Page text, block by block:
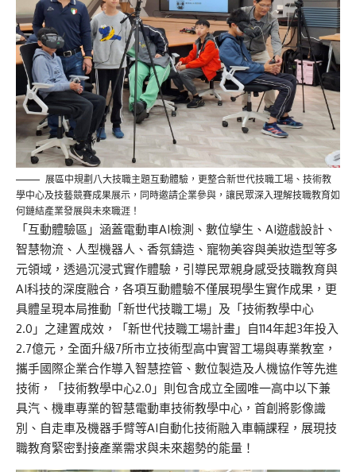
展區中規劃八大技職主題互動體驗，更整合新世代技職工場、技術教
學中心及技藝競賽成果展示，同時邀請企業參與，讓民眾深入理解技職教育如
何鏈結產業發展與未來職涯！
「互動體驗區」涵蓋電動車AI檢測、數位孿生、AI遊戲設計、
智慧物流、人型機器人、香氛鑄造、寵物美容與美妝造型等多
元領域，透過沉浸式實作體驗，引導民眾親身感受技職教育與
AI科技的深度融合，各項互動體驗不僅展現學生實作成果，更
具體呈現本局推動「新世代技職工場」及「技術教學中心
2.0」之建置成效，「新世代技職工場計畫」自114年起3年投入
2.7億元，全面升級7所市立技術型高中實習工場與專業教室，
攜手國際企業合作導入智慧控管、數位製造及人機協作等先進
技術，「技術教學中心2.0」則包含成立全國唯一高中以下兼
具汽、機車專業的智慧電動車技術教學中心，首創將影像識
別、自走車及機器手臂等AI自動化技術融入車輛課程，展現技
職教育緊密對接產業需求與未來趨勢的能量！